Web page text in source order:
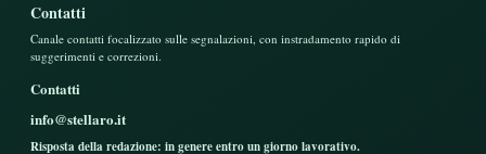
Contatti
Canale contatti focalizzato sulle segnalazioni, con instradamento rapido di
suggerimenti e correzioni.
Contatti
info@stellaro.it
Risposta della redazione: in genere entro un giorno lavorativo.